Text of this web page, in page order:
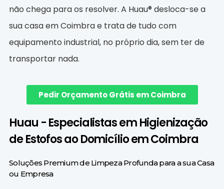
não chega para os resolver. A Huau® desloca-se a
sua casa em Coimbra e trata de tudo com
equipamento industrial, no próprio dia, sem ter de
transportar nada.
Pedir Orçamento Grátis em Coimbra
Huau - Especialistas em Higienização
de Estofos ao Domicílio em Coimbra
Soluções Premium de Limpeza Profunda para a sua Casa
ou Empresa